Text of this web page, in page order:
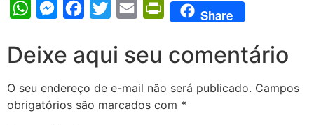
WhatsAppMessengerFacebook
Twitter Email PrintFriendly
Share
Deixe aqui seu comentário
O seu endereço de e-mail não será publicado. Campos
obrigatórios são marcados com *